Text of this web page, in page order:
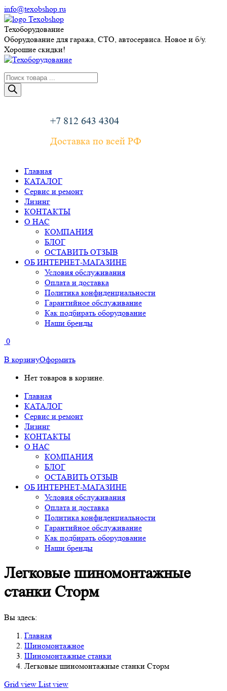
Перейти
к
содержанию
info@texobshop.ru
Telegram
page
opens
in
new
Whatsapp
page
opens
in
new
Вконтакте
page
opens
in
new
Сайт
page
opens
in
new
Техоборудование
Оборудование для гаража, СТО, автосервиса. Новое и б/у.
Хорошие скидки!
Поиск
товаров
+7 812 643 4304
Доставка по всей РФ
Главная
КАТАЛОГ
Сервис и ремонт
Лизинг
КОНТАКТЫ
О НАС
КОМПАНИЯ
БЛОГ
ОСТАВИТЬ ОТЗЫВ
ОБ ИНТЕРНЕТ-МАГАЗИНЕ
Условия обслуживания
Оплата и доставка
Политика конфиденциальности
Гарантийное обслуживание
Как подбирать оборудование
Наши бренды
0
В корзинуОформить
Нет товаров в корзине.
Главная
КАТАЛОГ
Сервис и ремонт
Лизинг
КОНТАКТЫ
О НАС
КОМПАНИЯ
БЛОГ
ОСТАВИТЬ ОТЗЫВ
ОБ ИНТЕРНЕТ-МАГАЗИНЕ
Условия обслуживания
Оплата и доставка
Политика конфиденциальности
Гарантийное обслуживание
Как подбирать оборудование
Наши бренды
Легковые шиномонтажные
станки Сторм
Вы здесь:
Главная
Шиномонтажное
Шиномонтажные станки
Легковые шиномонтажные станки Сторм
Grid view List view